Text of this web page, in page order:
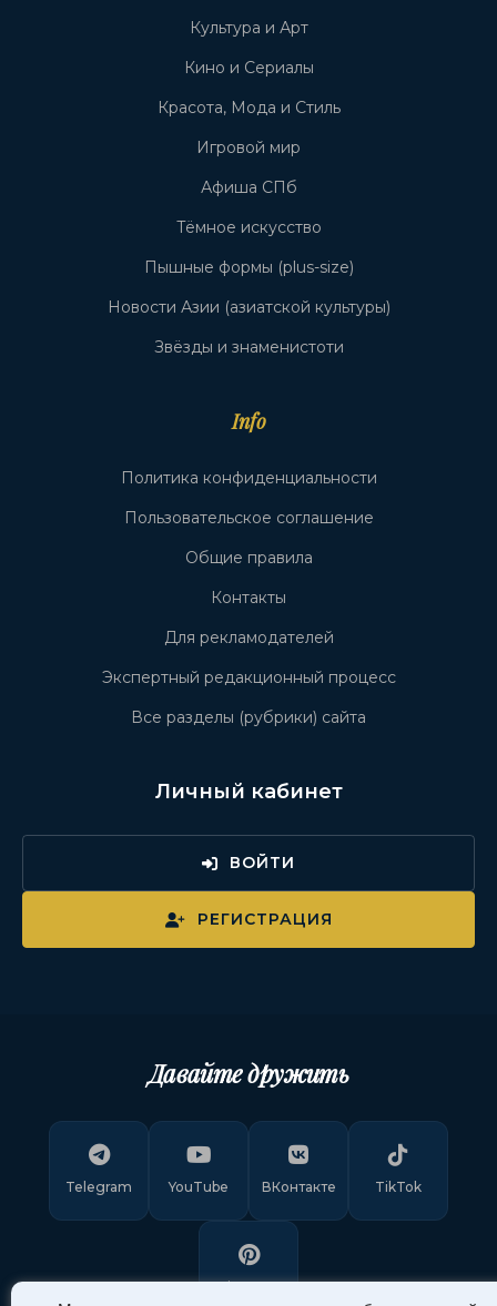
Культура и Арт
Кино и Сериалы
Красота, Мода и Стиль
Игровой мир
Афиша СПб
Тёмное искусство
Пышные формы (plus-size)
Новости Азии (азиатской культуры)
Звёзды и знаменистоти
Info
Политика конфиденциальности
Пользовательское соглашение
Общие правила
Контакты
Для рекламодателей
Экспертный редакционный процесс
Все разделы (рубрики) сайта
Личный кабинет
ВОЙТИ
РЕГИСТРАЦИЯ
Давайте дружить
Telegram YouTube ВКонтакте TikTok
Pinterest